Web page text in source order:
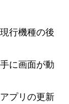
行機種の後
に画面が動
プリの更新